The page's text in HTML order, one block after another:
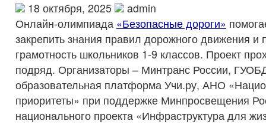
18 октября, 2025
admin
Онлайн-олимпиада «Безопасные дороги»
закрепить знания правил дорожного движения
грамотность школьников 1-9 классов. Проект
подряд. Организаторы – Минтранс России,
образовательная платформа Учи.ру, АНО
приоритеты» при поддержке Минпросвещения
национального проекта «Инфраструктура для